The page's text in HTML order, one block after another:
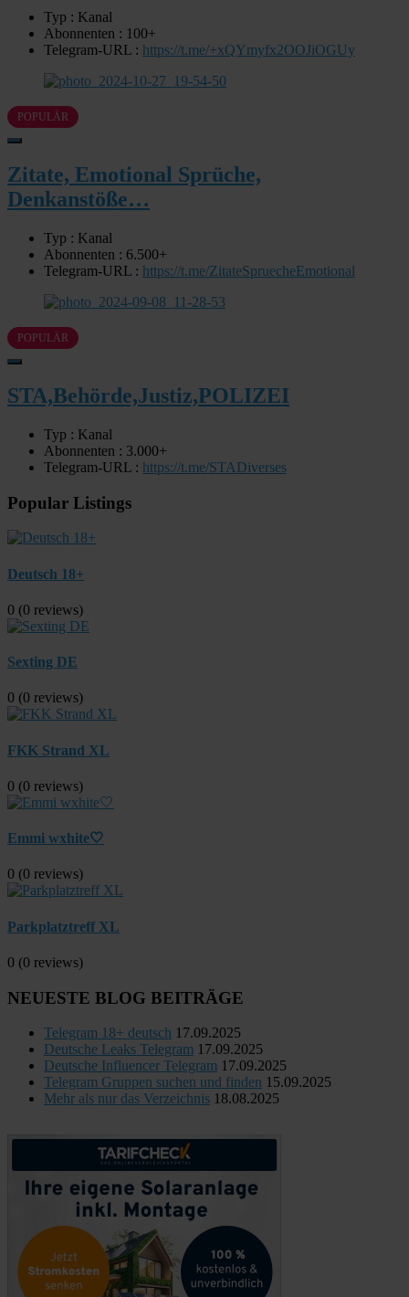
Typ : Kanal
Abonnenten : 100+
Telegram-URL : https://t.me/+xQYmyfx2OOJiOGUy
POPULÄR
Zitate, Emotional Sprüche,
Denkanstöße…
Typ : Kanal
Abonnenten : 6.500+
Telegram-URL : https://t.me/ZitateSpruecheEmotional
POPULÄR
STA,Behörde,Justiz,POLIZEI
Typ : Kanal
Abonnenten : 3.000+
Telegram-URL : https://t.me/STADiverses
Popular Listings
Deutsch 18+
0 (0 reviews)
Sexting DE
0 (0 reviews)
FKK Strand XL
0 (0 reviews)
Emmi wxhite🤍
0 (0 reviews)
Parkplatztreff XL
0 (0 reviews)
NEUESTE BLOG BEITRÄGE
Telegram 18+ deutsch 17.09.2025
Deutsche Leaks Telegram 17.09.2025
Deutsche Influencer Telegram 17.09.2025
Telegram Gruppen suchen und finden 15.09.2025
Mehr als nur das Verzeichnis 18.08.2025